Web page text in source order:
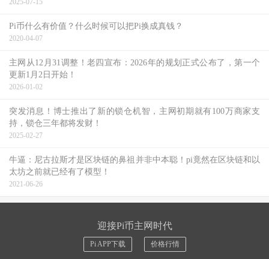
2025-07-15
Pi币什么有价值？什么时候可以把Pi换成真钱？
2020-04-07
主网从12月31调整！老四宣布：2026年的规划正式公布了，第一个
更新1月2日开始！
2026-01-02
突发消息！博士推出了新的锁仓机智，主网初期就有100万商家支
持，锁仓三年都将发财！
2025-02-27
牛逼：尼古拉斯才是区块链的鼻祖并非中本聪！pi竟然在区块链和以
太坊之前就已经有了模型！
2021-06-26
迎接Pi币主网时代
Pi APP下载 价格行情